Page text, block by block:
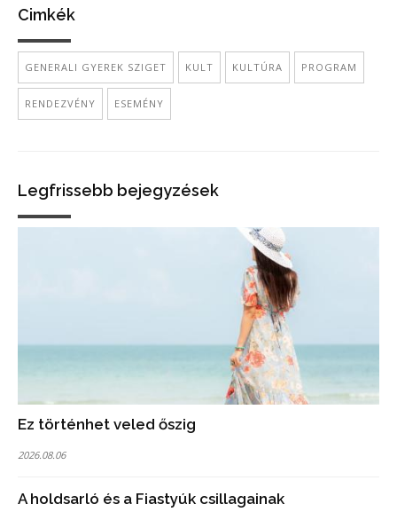
Cimkék
GENERALI GYEREK SZIGET KULT KULTÚRA PROGRAM
RENDEZVÉNY ESEMÉNY
Legfrissebb bejegyzések
Ez történhet veled őszig
2026.08.06
A holdsarló és a Fiastyúk csillagainak